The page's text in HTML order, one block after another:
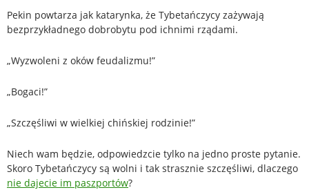
Pekin powtarza jak katarynka, że Tybetańczycy zażywają
bezprzykładnego dobrobytu pod ichnimi rządami.
„Wyzwoleni z oków feudalizmu!”
„Bogaci!”
„Szczęśliwi w wielkiej chińskiej rodzinie!”
Niech wam będzie, odpowiedzcie tylko na jedno proste pytanie.
Skoro Tybetańczycy są wolni i tak strasznie szczęśliwi, dlaczego
nie dajecie im paszportów?